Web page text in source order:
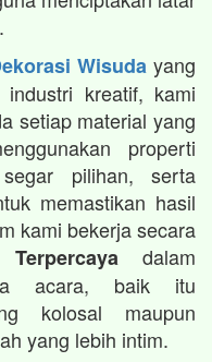
Wisuda yang
kreatif, kami
setiap material yang
properti
pilihan, serta
memastikan hasil
kami bekerja secara
dalam
acara, baik itu
kolosal maupun
yang lebih intim.